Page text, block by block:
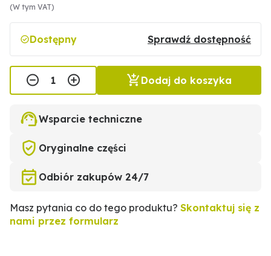
(W tym VAT)
Dostępny Sprawdź dostępność
Dodaj do koszyka
Wsparcie techniczne
Oryginalne części
Odbiór zakupów 24/7
Masz pytania co do tego produktu? Skontaktuj się z
nami przez formularz